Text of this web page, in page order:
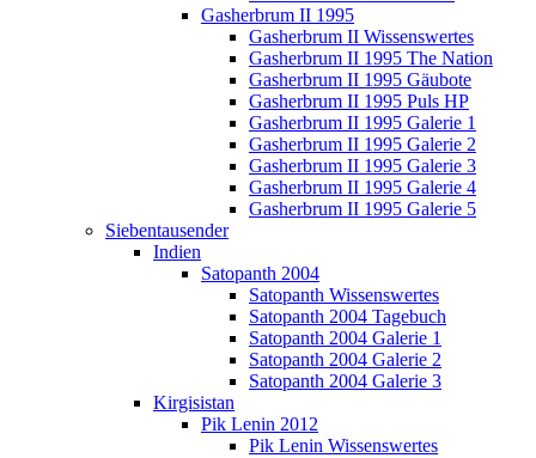
Gasherbrum II 1995
Gasherbrum II Wissenswertes
Gasherbrum II 1995 The Nation
Gasherbrum II 1995 Gäubote
Gasherbrum II 1995 Puls HP
Gasherbrum II 1995 Galerie 1
Gasherbrum II 1995 Galerie 2
Gasherbrum II 1995 Galerie 3
Gasherbrum II 1995 Galerie 4
Gasherbrum II 1995 Galerie 5
Siebentausender
Indien
Satopanth 2004
Satopanth Wissenswertes
Satopanth 2004 Tagebuch
Satopanth 2004 Galerie 1
Satopanth 2004 Galerie 2
Satopanth 2004 Galerie 3
Kirgisistan
Pik Lenin 2012
Pik Lenin Wissenswertes